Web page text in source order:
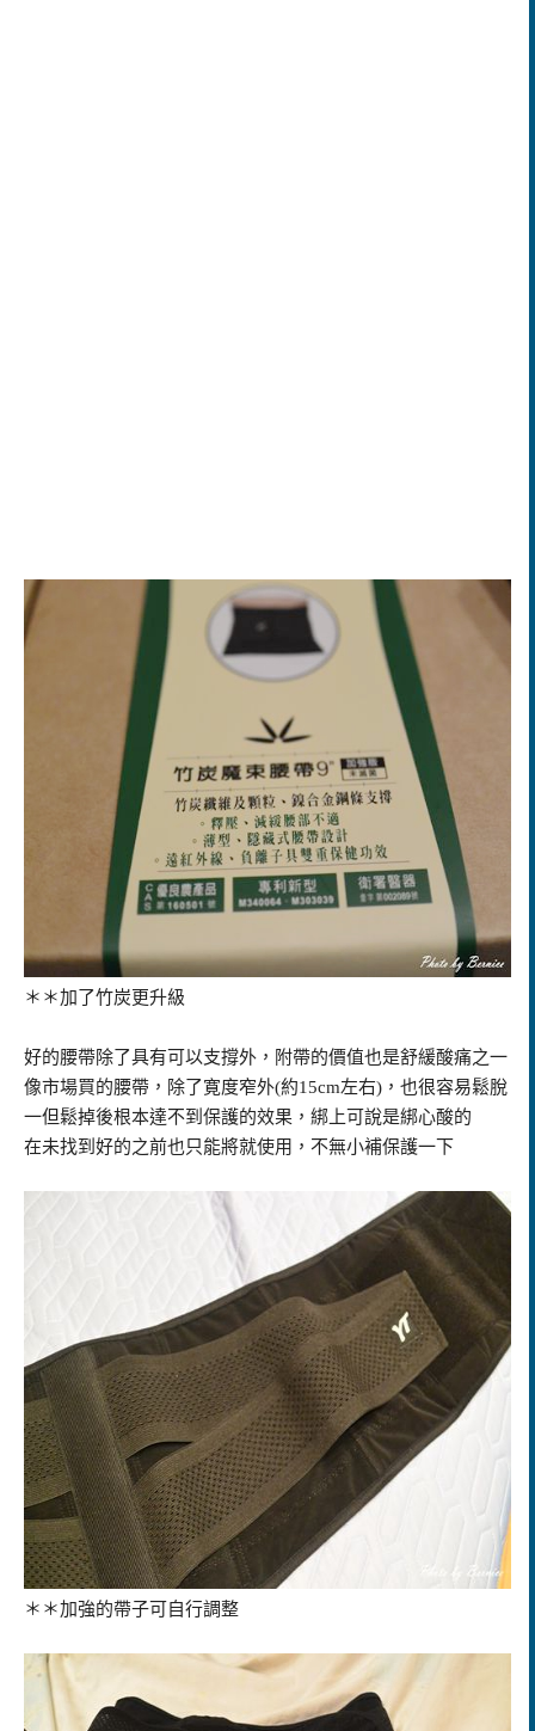
＊＊加了竹炭更升級
好的腰帶除了具有可以支撐外，附帶的價值也是舒緩酸痛之一
像市場買的腰帶，除了寛度窄外(約15cm左右)，也很容易鬆脫
一但鬆掉後根本達不到保護的效果，綁上可說是綁心酸的
在未找到好的之前也只能將就使用，不無小補保護一下
＊＊加強的帶子可自行調整